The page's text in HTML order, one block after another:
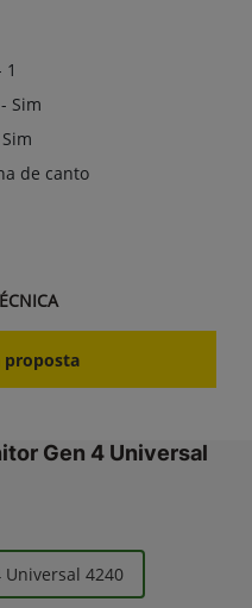
Sim
de canto
proposta
Gen 4 Universal
4240